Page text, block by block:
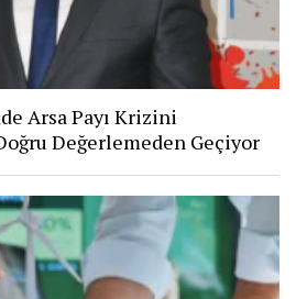
Arsa Payı Krizini
Değerlemeden Geçiyor